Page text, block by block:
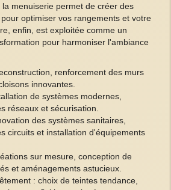
menuiserie permet de créer des
optimiser vos rangements et votre
enfin, est exploitée comme un
pour harmoniser l'ambiance
renforcement des murs
innovantes.
de systèmes modernes,
réseaux et sécurisation.
des systèmes sanitaires,
circuits et installation d'équipements
sur mesure, conception de
et aménagements astucieux.
: choix de teintes tendance,